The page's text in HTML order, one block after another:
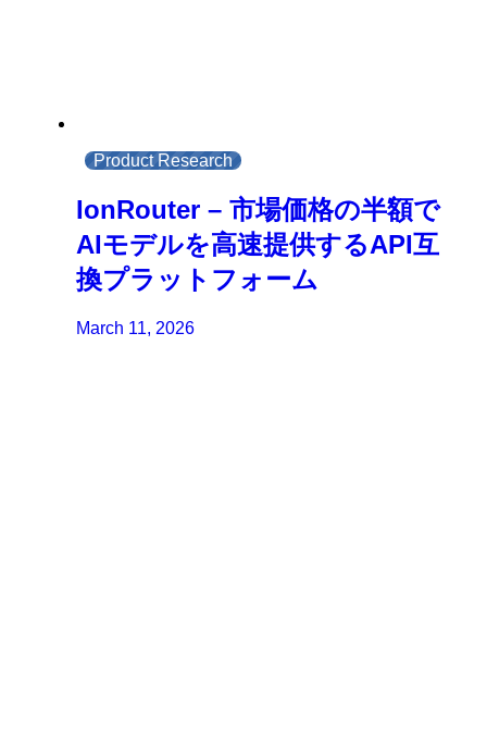
Product Research
IonRouter – 市場価格の半額で
AIモデルを高速提供するAPI互
換プラットフォーム
March 11, 2026